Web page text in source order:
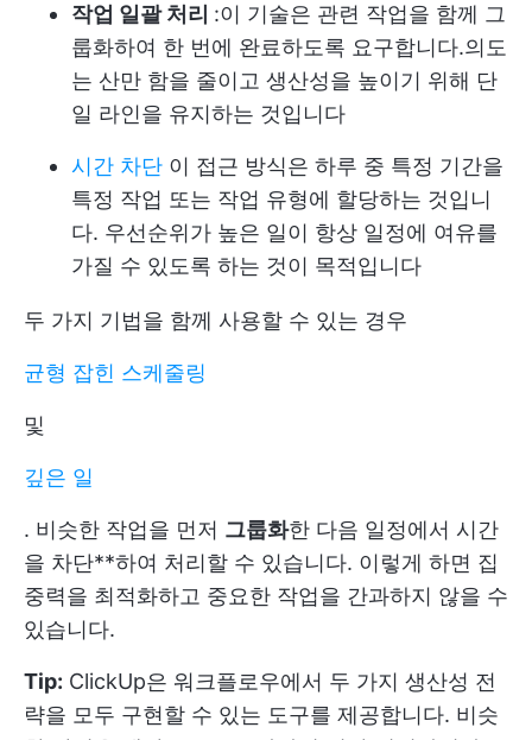
작업 일괄 처리 :이 기술은 관련 작업을 함께 그
룹화하여 한 번에 완료하도록 요구합니다.의도
는 산만 함을 줄이고 생산성을 높이기 위해 단
일 라인을 유지하는 것입니다
시간 차단 이 접근 방식은 하루 중 특정 기간을
특정 작업 또는 작업 유형에 할당하는 것입니
다. 우선순위가 높은 일이 항상 일정에 여유를
가질 수 있도록 하는 것이 목적입니다
두 가지 기법을 함께 사용할 수 있는 경우
균형 잡힌 스케줄링
및
깊은 일
. 비슷한 작업을 먼저 그룹화한 다음 일정에서 시간
을 차단**하여 처리할 수 있습니다. 이렇게 하면 집
중력을 최적화하고 중요한 작업을 간과하지 않을 수
있습니다.
Tip: ClickUp은 워크플로우에서 두 가지 생산성 전
략을 모두 구현할 수 있는 도구를 제공합니다. 비슷